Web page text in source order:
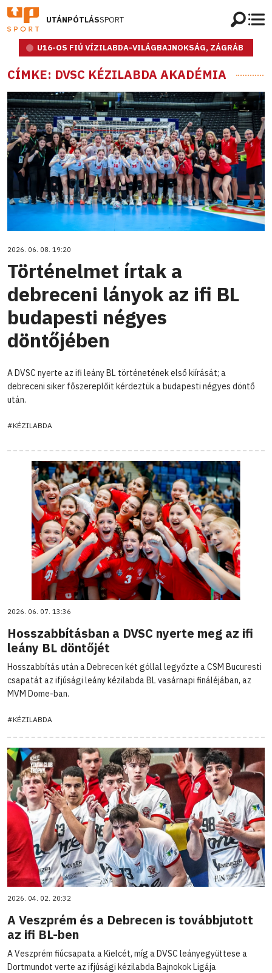
UTÁNPÓTLÁSSPORT
U16-OS FIÚ VÍZILABDA-VILÁGBAJNOKSÁG, ZÁGRÁB
CÍMKE: DVSC KÉZILABDA AKADÉMIA
2026. 06. 08. 19:20
Történelmet írtak a
debreceni lányok az ifi BL
budapesti négyes
döntőjében
A DVSC nyerte az ifi leány BL történetének első kiírását; a
debreceni siker főszereplőit kérdeztük a budapesti négyes döntő
után.
#KÉZILABDA
2026. 06. 07. 13:36
Hosszabbításban a DVSC nyerte meg az ifi
leány BL döntőjét
Hosszabbítás után a Debrecen két góllal legyőzte a CSM Bucuresti
csapatát az ifjúsági leány kézilabda BL vasárnapi fináléjában, az
MVM Dome-ban.
#KÉZILABDA
2026. 04. 02. 20:32
A Veszprém és a Debrecen is továbbjutott
az ifi BL-ben
A Veszprém fiúcsapata a Kielcét, míg a DVSC leányegyüttese a
Dortmundot verte az ifjúsági kézilabda Bajnokok Ligája